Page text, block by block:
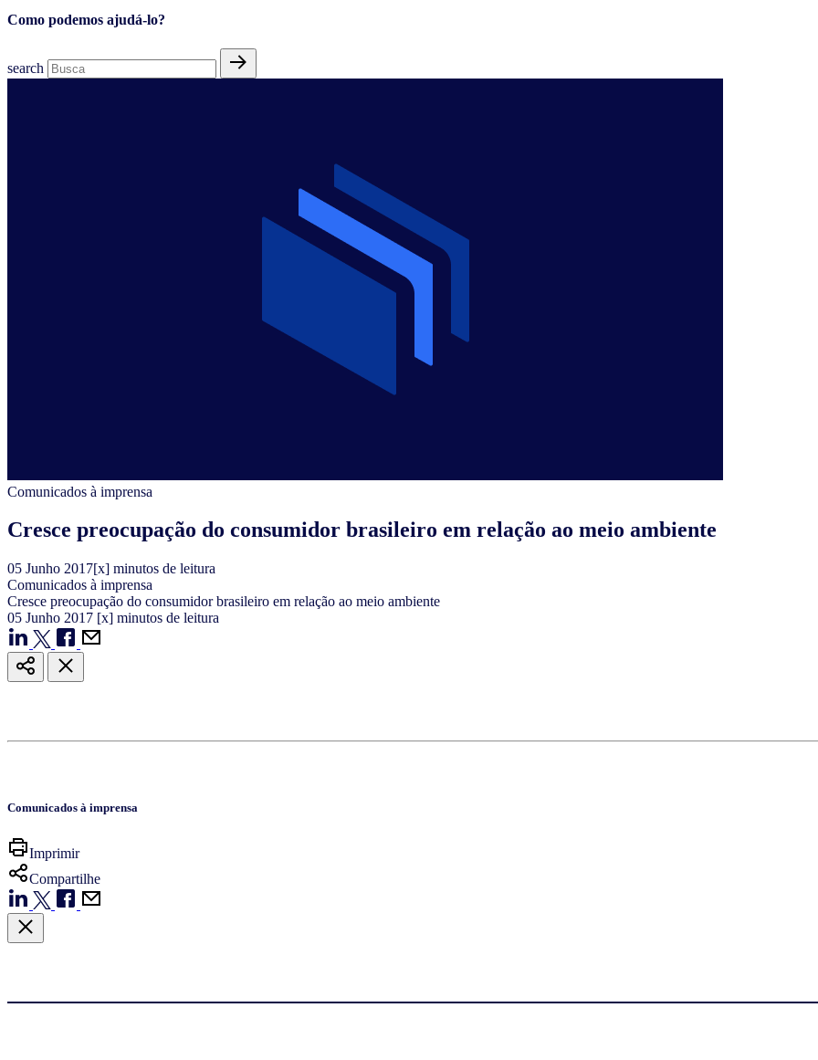
Como podemos ajudá-lo?
search
Comunicados à imprensa
Cresce preocupação do consumidor brasileiro em relação ao meio ambiente
05 Junho 2017[x] minutos de leitura
Comunicados à imprensa
Cresce preocupação do consumidor brasileiro em relação ao meio ambiente
05 Junho 2017 [x] minutos de leitura
Comunicados à imprensa
Imprimir
Compartilhe